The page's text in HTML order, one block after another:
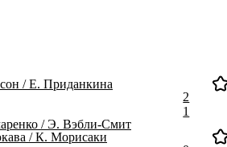
/ Е. Приданкина
/ Э. Вэбли-Смит
2
1
/ К. Морисаки